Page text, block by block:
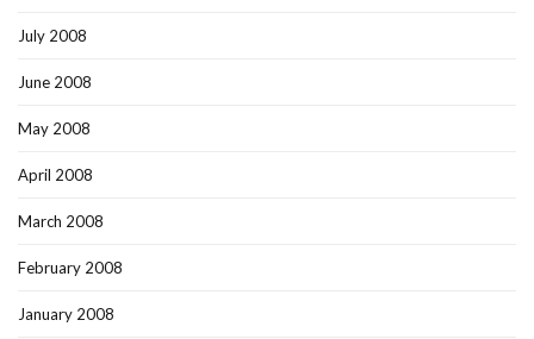
July 2008
June 2008
May 2008
April 2008
March 2008
February 2008
January 2008